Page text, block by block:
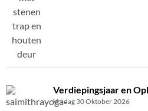
Verdiepingsjaar en
Vrijdag 30 Oktober 2026